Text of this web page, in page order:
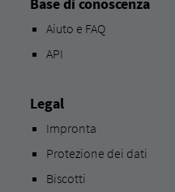
Base di conoscenza
Aiuto e FAQ
API
Legal
Impronta
Protezione dei dati
Biscotti